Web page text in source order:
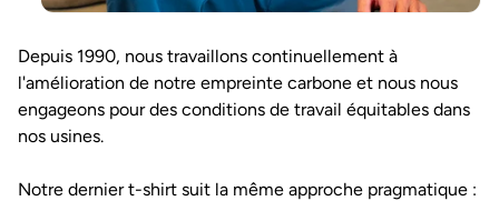
Depuis 1990, nous travaillons continuellement à
l'amélioration de notre empreinte carbone et nous nous
engageons pour des conditions de travail équitables dans
nos usines.
Notre dernier t-shirt suit la même approche pragmatique :